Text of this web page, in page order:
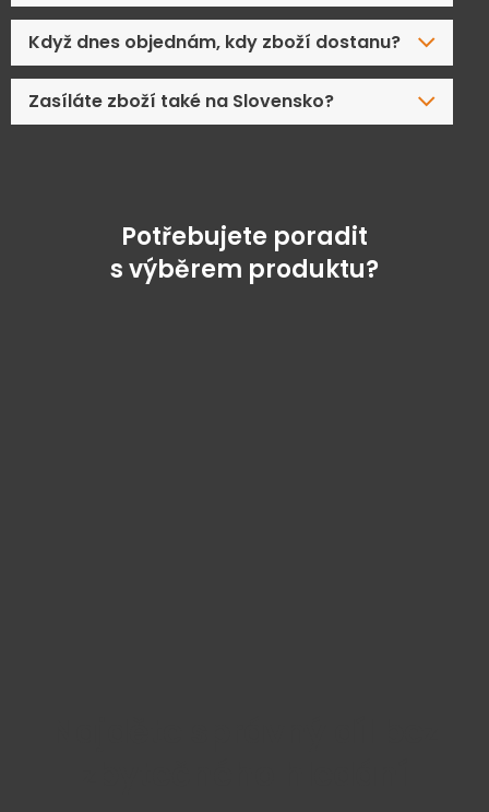
Když dnes objednám, kdy zboží dostanu?
Zasíláte zboží také na Slovensko?
Potřebujete poradit
s výběrem produktu?